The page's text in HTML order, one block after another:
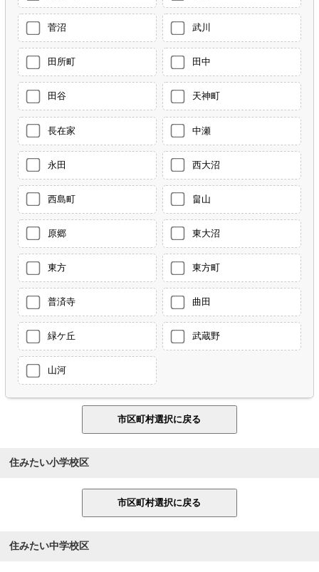
菅沼 武川
田所町 田中
田谷 天神町
長在家 中瀬
永田 西大沼
西島町 畠山
原郷 東大沼
東方 東方町
普済寺 曲田
緑ケ丘 武蔵野
山河
住みたい小学校区
住みたい中学校区